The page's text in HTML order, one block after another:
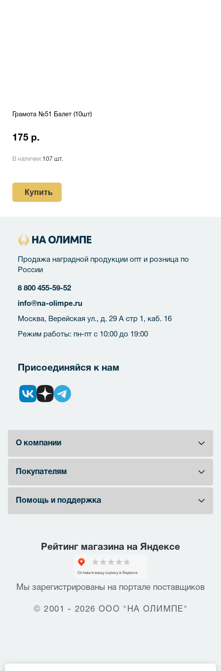
Грамота №51 Балет (10шт)
175 р.
В наличии:107 шт.
Купить
Продажа наградной продукции опт и розница по
России
8 800 455-59-52
info@na-olimpe.ru
Москва, Верейская ул., д. 29 А стр 1, каб. 16
Режим работы: пн-пт с 10:00 до 19:00
Присоединяйся к нам
О компании
Покупателям
Помощь и поддержка
Рейтинг магазина на Яндексе
Мы зарегистрированы на портале поставщиков
© 2001 - 2026 ООО "НА ОЛИМПЕ"